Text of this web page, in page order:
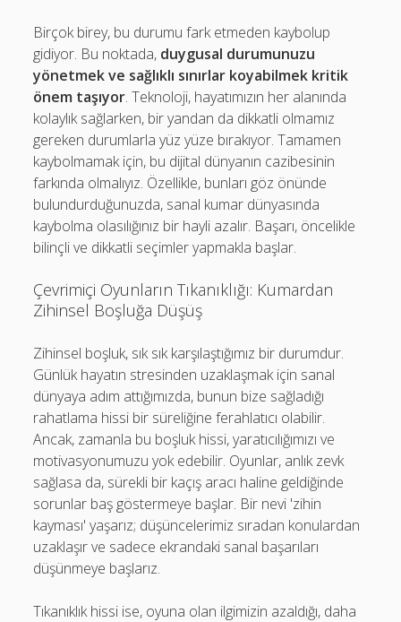
Birçok birey, bu durumu fark etmeden kaybolup
gidiyor. Bu noktada, duygusal durumunuzu
yönetmek ve sağlıklı sınırlar koyabilmek kritik
önem taşıyor. Teknoloji, hayatımızın her alanında
kolaylık sağlarken, bir yandan da dikkatli olmamız
gereken durumlarla yüz yüze bırakıyor. Tamamen
kaybolmamak için, bu dijital dünyanın cazibesinin
farkında olmalıyız. Özellikle, bunları göz önünde
bulundurduğunuzda, sanal kumar dünyasında
kaybolma olasılığınız bir hayli azalır. Başarı, öncelikle
bilinçli ve dikkatli seçimler yapmakla başlar.
Çevrimiçi Oyunların Tıkanıklığı: Kumardan
Zihinsel Boşluğa Düşüş
Zihinsel boşluk, sık sık karşılaştığımız bir durumdur.
Günlük hayatın stresinden uzaklaşmak için sanal
dünyaya adım attığımızda, bunun bize sağladığı
rahatlama hissi bir süreliğine ferahlatıcı olabilir.
Ancak, zamanla bu boşluk hissi, yaratıcılığımızı ve
motivasyonumuzu yok edebilir. Oyunlar, anlık zevk
sağlasa da, sürekli bir kaçış aracı haline geldiğinde
sorunlar baş göstermeye başlar. Bir nevi 'zihin
kayması' yaşarız; düşüncelerimiz sıradan konulardan
uzaklaşır ve sadece ekrandaki sanal başarıları
düşünmeye başlarız.
Tıkanıklık hissi ise, oyuna olan ilgimizin azaldığı, daha